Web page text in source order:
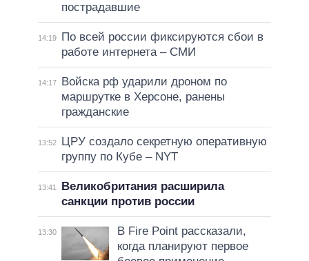
пострадавшие
14:19
По всей россии фиксируются сбои в
работе интернета – СМИ
14:17
Войска рф ударили дроном по
маршрутке в Херсоне, ранены
гражданские
13:52
ЦРУ создало секретную оперативную
группу по Кубе – NYT
13:41
Великобритания расширила
санкции против россии
13:30
В Fire Point рассказали,
когда планируют первое